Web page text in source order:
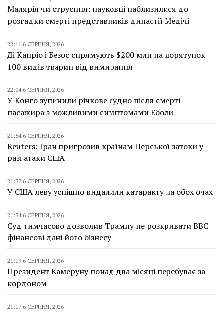
Малярія чи отруєння: науковці наблизилися до
розгадки смерті представників династії Медічі
22:11 6 СЕРПНЯ, 2026
Ді Капріо і Безос спрямують $200 млн на порятунок
100 видів тварин від вимирання
22:04 6 СЕРПНЯ, 2026
У Конго зупинили річкове судно після смерті
пасажира з можливими симптомами Еболи
21:54 6 СЕРПНЯ, 2026
Reuters: Іран пригрозив країнам Перської затоки у
разі атаки США
21:37 6 СЕРПНЯ, 2026
У США леву успішно видалили катаракту на обох очах
21:34 6 СЕРПНЯ, 2026
Суд тимчасово дозволив Трампу не розкривати BBC
фінансові дані його бізнесу
21:19 6 СЕРПНЯ, 2026
Президент Камеруну понад два місяці перебуває за
кордоном
21:17 6 СЕРПНЯ, 2026